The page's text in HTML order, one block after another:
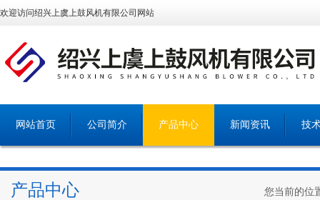
欢迎访问绍兴上虞上鼓风机有限公司网站
网站首页 公司简介 产品中心 新闻资讯 技
产品中心 您当前的位